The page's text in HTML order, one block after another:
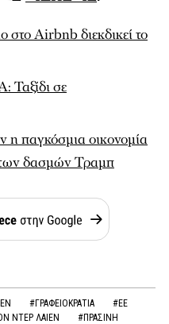
Airbnb διεκδικεί το
Ταξίδι σε
η παγκόσμια οικονομία
των δασμών Τραμπ
#ΓΡΑΦΕΙΟΚΡΑΤΙΑ
#ΕΕ
ΝΤΕΡ ΛΑΙΕΝ
#ΠΡΑΣΙΝΗ